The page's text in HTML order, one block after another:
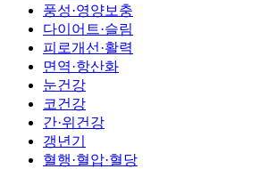
풍성·영양보충
다이어트·슬림
피로개선·활력
면역·항산화
눈건강
코건강
간·위건강
갱년기
혈행·혈압·혈당